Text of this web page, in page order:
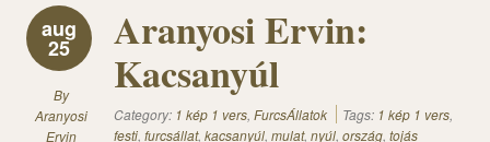
aug
25
By
Aranyosi
Ervin
Aranyosi Ervin:
Kacsanyúl
Category: 1 kép 1 vers, FurcsÁllatok Tags: 1 kép 1 vers,
festi, furcsállat, kacsanyúl, mulat, nyúl, ország, tojás